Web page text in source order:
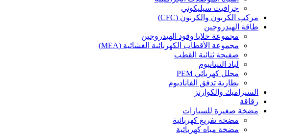
جرافيت سيليكوني
مركب الكربون والكربون (CFC)
طاقة الهيدروجين
مجموعة خلايا وقود الهيدروجين
مجموعة الأقطاب الكهربائية الغشائية (MEA)
صفيحة ثنائية القطب
لباد التيتانيوم
محلل كهربائي PEM
بطارية تدفق الفاناديوم
السيراميك والكوارتز
رقاقة
مضخة صغيرة للسيارات
مضخة تفريغ كهربائية
مضخة مياه كهربائية